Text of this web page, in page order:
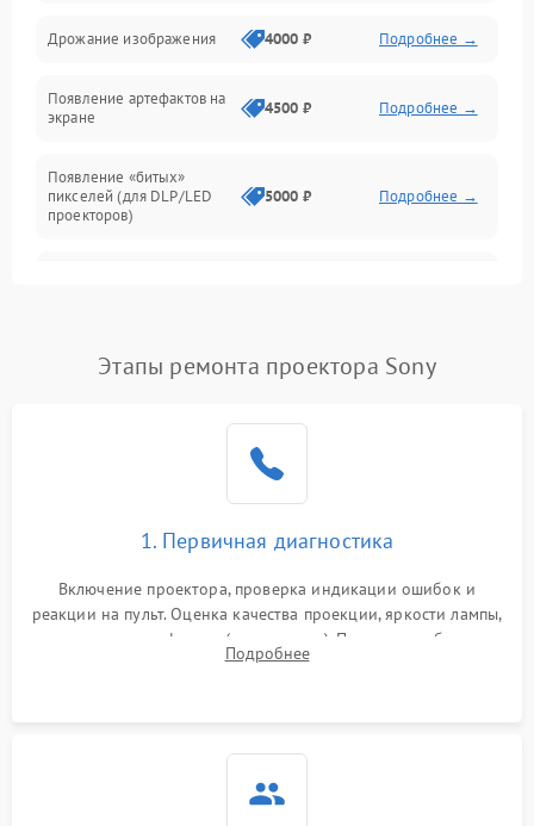
Дрожание изображения 4000 ₽ Подробнее →
Появление артефактов на
экране
4500 ₽ Подробнее →
Появление «битых»
пикселей (для DLP/LED
проекторов)
5000 ₽ Подробнее →
Нестабильная яркость или
контраст
4000 ₽ Подробнее →
Неравномерная подсветка
автоматическая коррекция
трапеции (Keystone)
Проблемы с
масштабированием
Подробнее →
Этапы ремонта проектора Sony
1. Первичная диагностика
Включение проектора, проверка индикации ошибок и
реакции на пульт. Оценка качества проекции, яркости лампы,
наличия артефактов (точки, пятна). Проверка работы
системы охлаждения по уровню шума вентиляторов.
Подробнее